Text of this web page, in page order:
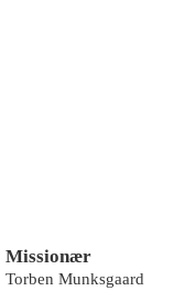
Missionær
Torben Munksgaard